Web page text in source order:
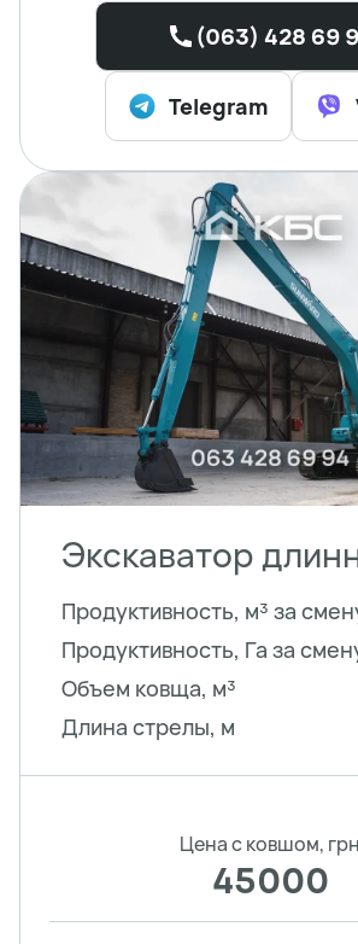
(063) 428 69
Telegram
Экскаватор
Продуктивность, м³ за
Продуктивность, Га за
Объем ковща, м³
Длина стрелы, м
Цена с ковшом, грн
45000